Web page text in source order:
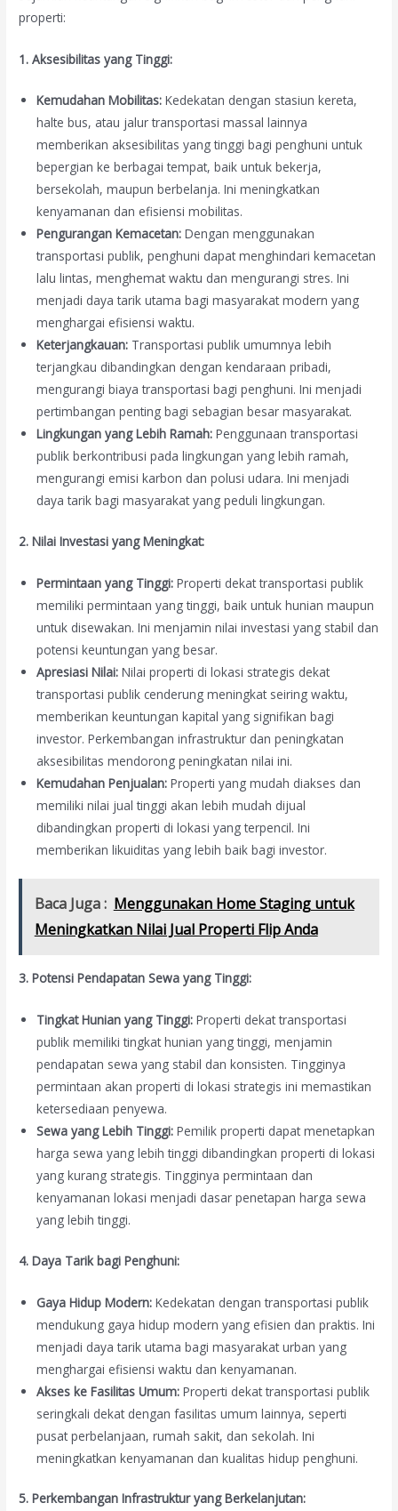
properti:
1. Aksesibilitas yang Tinggi:
Kemudahan Mobilitas: Kedekatan dengan stasiun kereta,
halte bus, atau jalur transportasi massal lainnya
memberikan aksesibilitas yang tinggi bagi penghuni untuk
bepergian ke berbagai tempat, baik untuk bekerja,
bersekolah, maupun berbelanja. Ini meningkatkan
kenyamanan dan efisiensi mobilitas.
Pengurangan Kemacetan: Dengan menggunakan
transportasi publik, penghuni dapat menghindari kemacetan
lalu lintas, menghemat waktu dan mengurangi stres. Ini
menjadi daya tarik utama bagi masyarakat modern yang
menghargai efisiensi waktu.
Keterjangkauan: Transportasi publik umumnya lebih
terjangkau dibandingkan dengan kendaraan pribadi,
mengurangi biaya transportasi bagi penghuni. Ini menjadi
pertimbangan penting bagi sebagian besar masyarakat.
Lingkungan yang Lebih Ramah: Penggunaan transportasi
publik berkontribusi pada lingkungan yang lebih ramah,
mengurangi emisi karbon dan polusi udara. Ini menjadi
daya tarik bagi masyarakat yang peduli lingkungan.
2. Nilai Investasi yang Meningkat:
Permintaan yang Tinggi: Properti dekat transportasi publik
memiliki permintaan yang tinggi, baik untuk hunian maupun
untuk disewakan. Ini menjamin nilai investasi yang stabil dan
potensi keuntungan yang besar.
Apresiasi Nilai: Nilai properti di lokasi strategis dekat
transportasi publik cenderung meningkat seiring waktu,
memberikan keuntungan kapital yang signifikan bagi
investor. Perkembangan infrastruktur dan peningkatan
aksesibilitas mendorong peningkatan nilai ini.
Kemudahan Penjualan: Properti yang mudah diakses dan
memiliki nilai jual tinggi akan lebih mudah dijual
dibandingkan properti di lokasi yang terpencil. Ini
memberikan likuiditas yang lebih baik bagi investor.
Baca Juga : Menggunakan Home Staging untuk
Meningkatkan Nilai Jual Properti Flip Anda
3. Potensi Pendapatan Sewa yang Tinggi:
Tingkat Hunian yang Tinggi: Properti dekat transportasi
publik memiliki tingkat hunian yang tinggi, menjamin
pendapatan sewa yang stabil dan konsisten. Tingginya
permintaan akan properti di lokasi strategis ini memastikan
ketersediaan penyewa.
Sewa yang Lebih Tinggi: Pemilik properti dapat menetapkan
harga sewa yang lebih tinggi dibandingkan properti di lokasi
yang kurang strategis. Tingginya permintaan dan
kenyamanan lokasi menjadi dasar penetapan harga sewa
yang lebih tinggi.
4. Daya Tarik bagi Penghuni:
Gaya Hidup Modern: Kedekatan dengan transportasi publik
mendukung gaya hidup modern yang efisien dan praktis. Ini
menjadi daya tarik utama bagi masyarakat urban yang
menghargai efisiensi waktu dan kenyamanan.
Akses ke Fasilitas Umum: Properti dekat transportasi publik
seringkali dekat dengan fasilitas umum lainnya, seperti
pusat perbelanjaan, rumah sakit, dan sekolah. Ini
meningkatkan kenyamanan dan kualitas hidup penghuni.
5. Perkembangan Infrastruktur yang Berkelanjutan: